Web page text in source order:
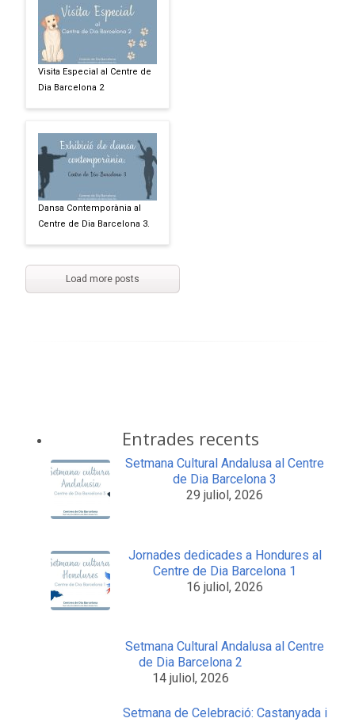
Visita Especial al Centre de
Dia Barcelona 2
Dansa Contemporània al
Centre de Dia Barcelona 3.
Load more posts
Entrades recents
Setmana Cultural Andalusa al Centre
de Dia Barcelona 3
29 juliol, 2026
Jornades dedicades a Hondures al
Centre de Dia Barcelona 1
16 juliol, 2026
Setmana Cultural Andalusa al Centre
de Dia Barcelona 2
14 juliol, 2026
Setmana de Celebració: Castanyada i